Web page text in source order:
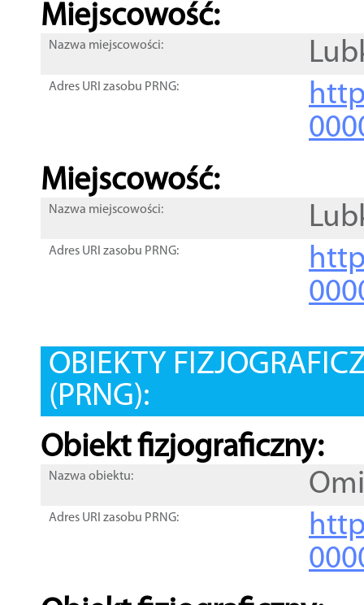
Miejscowość:
Nazwa miejscowości:
Adres URI zasobu PRNG:
Miejscowość:
Nazwa miejscowości:
Adres URI zasobu PRNG:
OBIEKTY
(PRNG):
Obiekt fizjograficzny:
Nazwa obiektu:
Adres URI zasobu PRNG: